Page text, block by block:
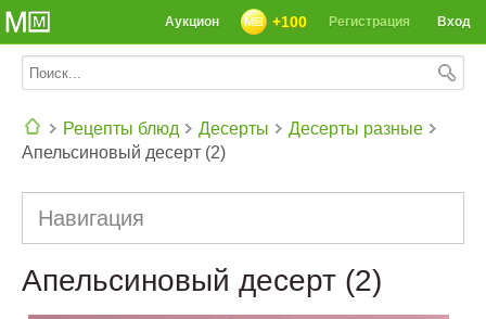
Вход
Регистрация
+100
Аукцион
Рецепты блюд Десерты
Десерты разные
Апельсиновый десерт (2)
Навигация
Апельсиновый десерт (2)